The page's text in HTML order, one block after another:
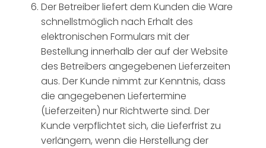
Der Betreiber liefert dem Kunden die Ware
schnellstmöglich nach Erhalt des
elektronischen Formulars mit der
Bestellung innerhalb der auf der Website
des Betreibers angegebenen Lieferzeiten
aus. Der Kunde nimmt zur Kenntnis, dass
die angegebenen Liefertermine
(Lieferzeiten) nur Richtwerte sind. Der
Kunde verpflichtet sich, die Lieferfrist zu
verlängern, wenn die Herstellung der